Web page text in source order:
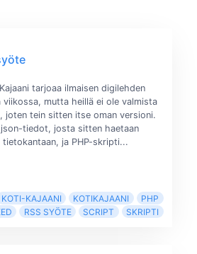
tarjoaa ilmaisen digilehden
mutta heillä ei ole valmista
joten tein sitten itse oman versioni.
tiedot, josta sitten haetaan
ja PHP-skripti...
KOTI-KAJAANI KOTIKAJAANI
PHP
RSS SYÖTE SCRIPT SKRIPTI